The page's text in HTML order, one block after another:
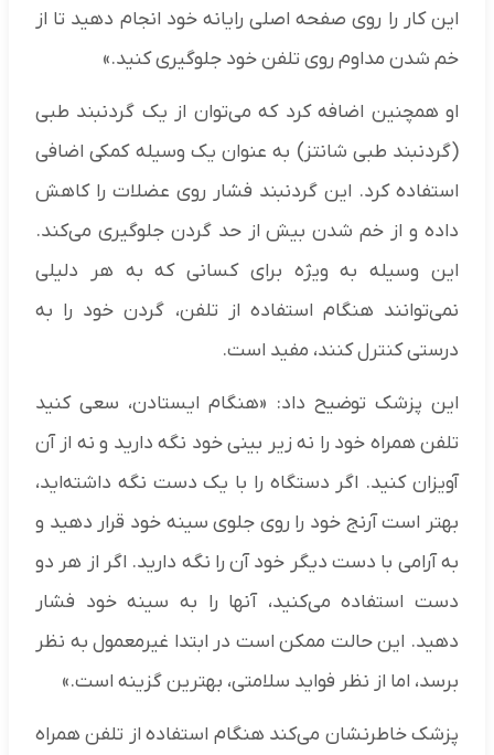
این کار را روی صفحه اصلی رایانه خود انجام دهید تا از
خم شدن مداوم روی تلفن خود جلوگیری کنید.»
او همچنین اضافه کرد که می‌توان از یک گردنبند طبی
(گردنبند طبی شانتز) به عنوان یک وسیله کمکی اضافی
استفاده کرد. این گردنبند فشار روی عضلات را کاهش
داده و از خم شدن بیش از حد گردن جلوگیری می‌کند.
این وسیله به ویژه برای کسانی که به هر دلیلی
نمی‌توانند هنگام استفاده از تلفن، گردن خود را به
درستی کنترل کنند، مفید است.
این پزشک توضیح داد: «هنگام ایستادن، سعی کنید
تلفن همراه خود را نه زیر بینی خود نگه دارید و نه از آن
آویزان کنید. اگر دستگاه را با یک دست نگه داشته‌اید،
بهتر است آرنج خود را روی جلوی سینه خود قرار دهید و
به آرامی با دست دیگر خود آن را نگه دارید. اگر از هر دو
دست استفاده می‌کنید، آنها را به سینه خود فشار
دهید. این حالت ممکن است در ابتدا غیرمعمول به نظر
برسد، اما از نظر فواید سلامتی، بهترین گزینه است.»
پزشک خاطرنشان می‌کند هنگام استفاده از تلفن همراه